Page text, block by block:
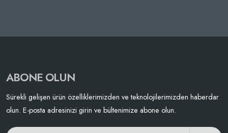
ABONE OLUN
Sürekli gelişen ürün özelliklerimizden ve teknolojilerimizden haberdar
olun. E-posta adresinizi girin ve bültenimize abone olun.